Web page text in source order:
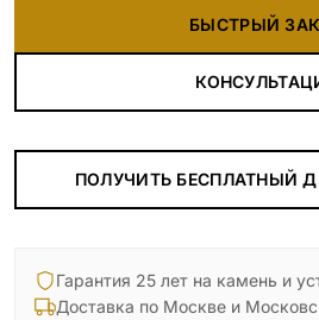
БЫСТРЫЙ
ПОЛУЧИТЬ БЕСПЛАТНЫЙ
Гарантия 25 лет на камень и
Доставка по Москве и